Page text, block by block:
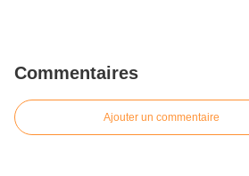
Commentaires
Ajouter un commentaire